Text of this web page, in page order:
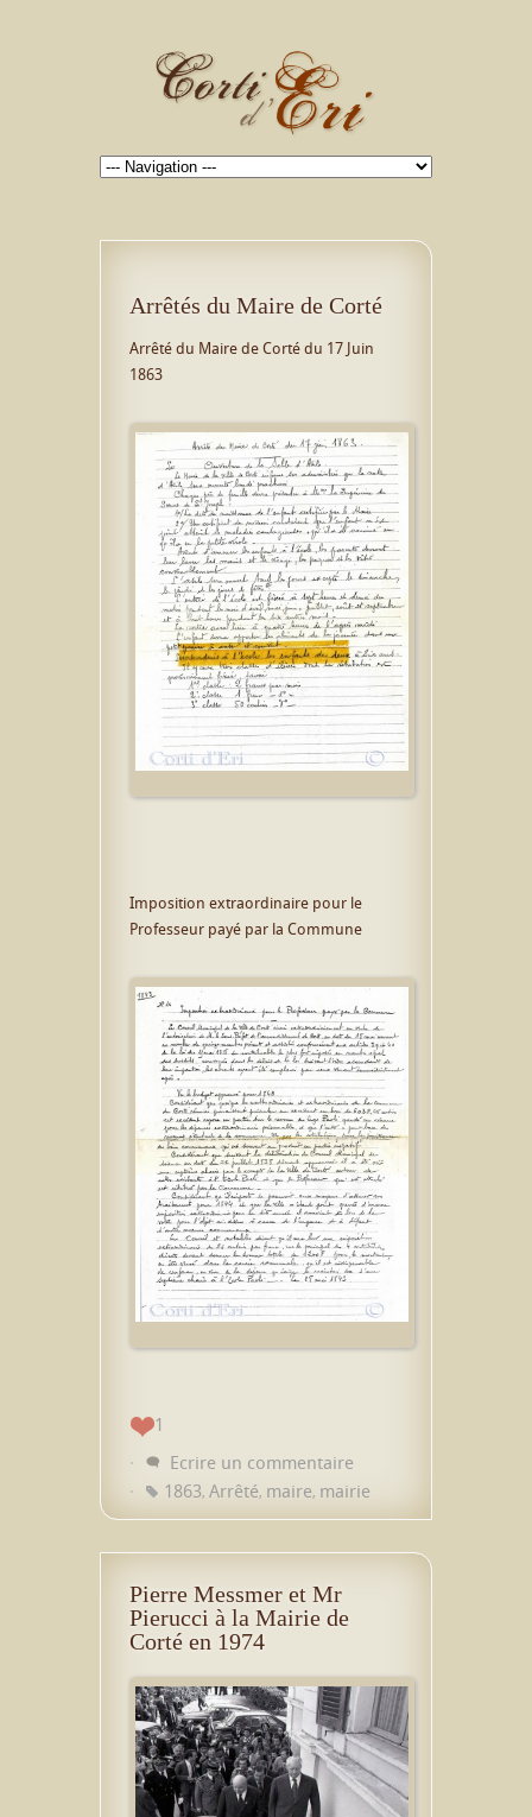
Arrêtés du Maire de Corté
Arrêté du Maire de Corté du 17 Juin
1863
Imposition extraordinaire pour le
Professeur payé par la Commune
1
Ecrire un commentaire
1863, Arrêté, maire, mairie
Pierre Messmer et Mr
Pierucci à la Mairie de
Corté en 1974